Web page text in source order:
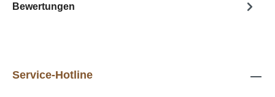
Bewertungen
Service-Hotline